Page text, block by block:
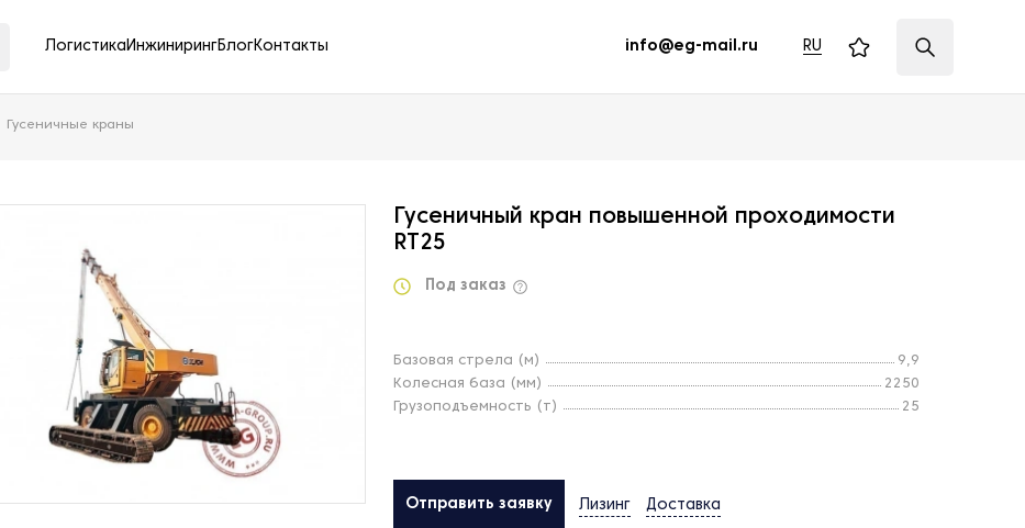
Логистика ИнжинирингБлогКонтакты info@eg-mail.ru RU
Гусеничные краны
Гусеничный кран повышенной проходимости
RT25
Под заказ
Базовая стрела (м)
9,9
Колесная база (мм)
2250
Грузоподъемность (т)
25
Отправить заявку Лизинг Доставка